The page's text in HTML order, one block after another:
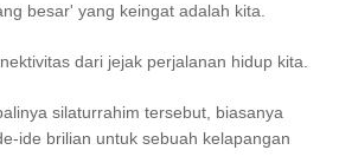
besar' yang keingat adalah kita.
dari jejak perjalanan hidup kita.
silaturrahim tersebut, biasanya
ide brilian untuk sebuah kelapangan